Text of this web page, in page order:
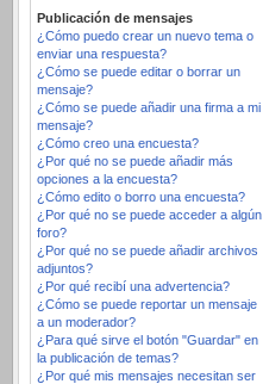
Publicación de mensajes
¿Cómo puedo crear un nuevo tema o
enviar una respuesta?
¿Cómo se puede editar o borrar un
mensaje?
¿Cómo se puede añadir una firma a mi
mensaje?
¿Cómo creo una encuesta?
¿Por qué no se puede añadir más
opciones a la encuesta?
¿Cómo edito o borro una encuesta?
¿Por qué no se puede acceder a algún
foro?
¿Por qué no se puede añadir archivos
adjuntos?
¿Por qué recibí una advertencia?
¿Cómo se puede reportar un mensaje
a un moderador?
¿Para qué sirve el botón "Guardar" en
la publicación de temas?
¿Por qué mis mensajes necesitan ser